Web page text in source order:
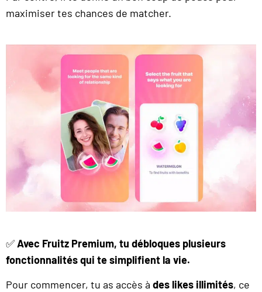
maximiser tes chances de matcher.
✅Avec Fruitz Premium, tu débloques plusieurs
fonctionnalités qui te simplifient la vie.
Pour commencer, tu as accès à des likes illimités, ce